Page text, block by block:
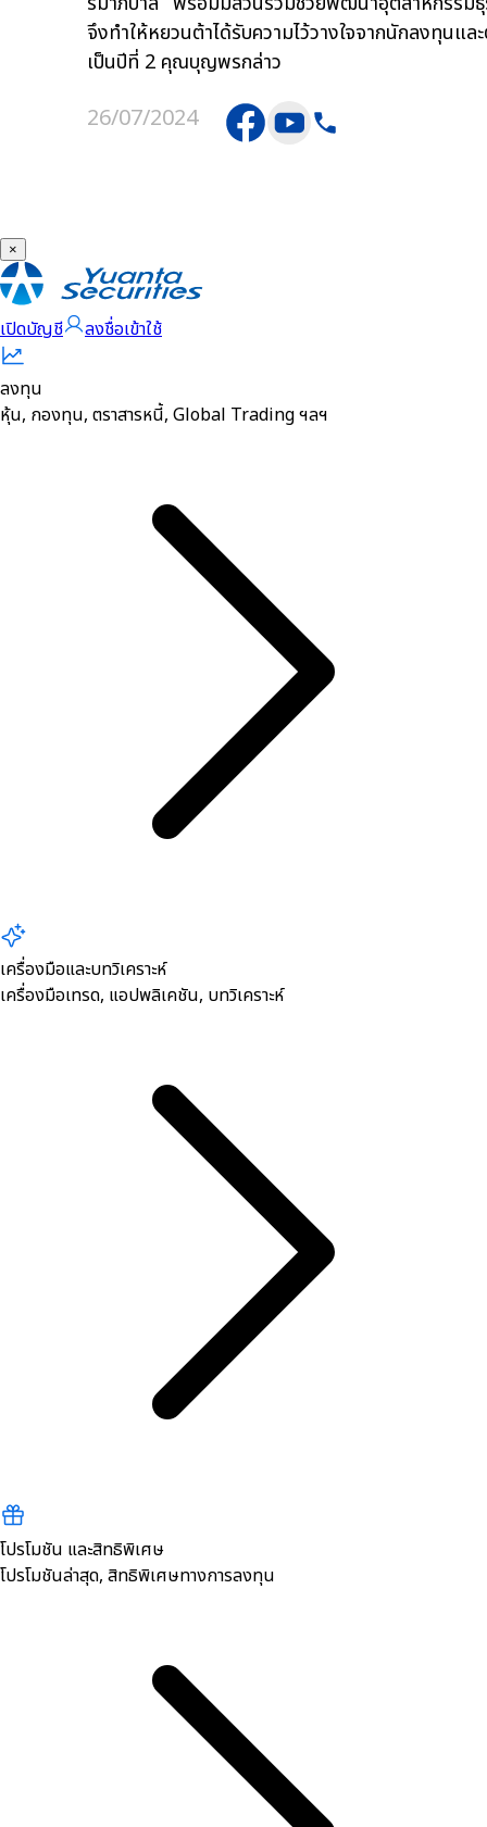
จึงทำให้หยวนต้าได้รับความไว้วางใจจากนักลงทุน
เป็นปีที่ 2 คุณบุญพรกล่าว
26/07/2024
×
เปิดบัญชี ลงชื่อเข้าใช้
ลงทุน
หุ้น, กองทุน, ตราสารหนี้, Global Trading ฯลฯ
เครื่องมือและบทวิเคราะห์
เครื่องมือเทรด, ​แอปพลิเคชัน, บทวิเคราะห์
โปรโมชัน และสิทธิพิเศษ
โปรโมชันล่าสุด, สิทธิพิเศษทางการลงทุน